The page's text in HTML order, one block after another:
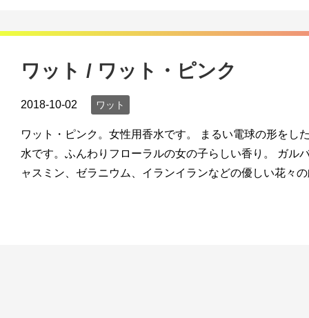
ワット / ワット・ピンク
2018-10-02 ワット
ワット・ピンク。女性用香水です。 まるい電球の形をし
水です。ふんわりフローラルの女の子らしい香り。 ガル
ャスミン、ゼラニウム、イランイランなどの優しい花々